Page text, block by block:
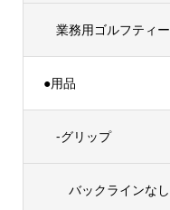
業務用ゴルフティー
●用品
-グリップ
バックラインなし